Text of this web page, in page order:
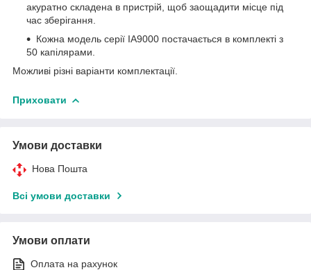
акуратно складена в пристрій, щоб заощадити місце під
час зберігання.
Кожна модель серії IA9000 постачається в комплекті з
50 капілярами.
Можливі різні варіанти комплектації.
Приховати
Умови доставки
Нова Пошта
Всі умови доставки
Умови оплати
Оплата на рахунок